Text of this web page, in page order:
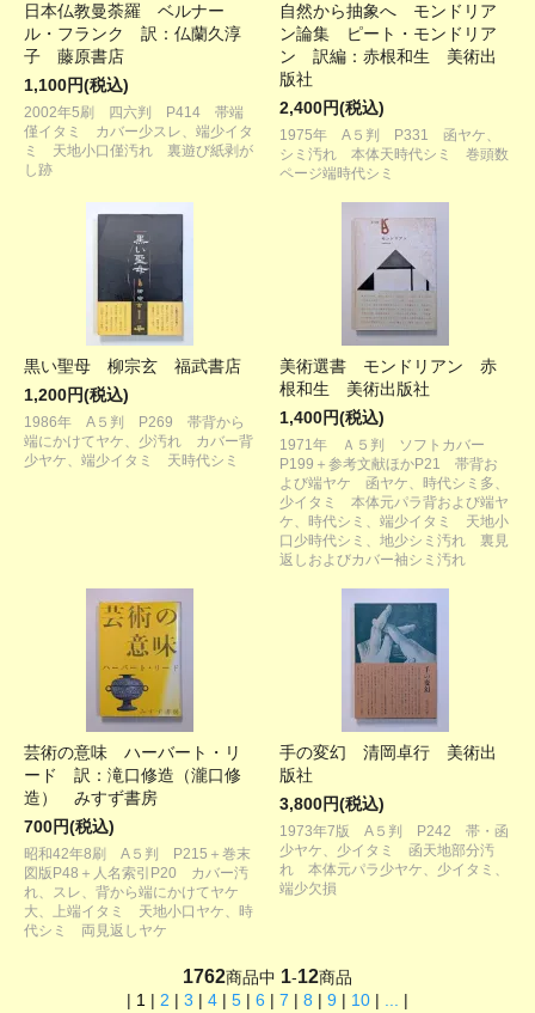
日本仏教曼荼羅 ベルナー
ル・フランク 訳：仏蘭久淳
子 藤原書店
1,100円(税込)
2002年5刷 四六判 P414 帯端
僅イタミ カバー少スレ、端少イタ
ミ 天地小口僅汚れ 裏遊び紙剥が
し跡
自然から抽象へ モンドリア
ン論集 ピート・モンドリア
ン 訳編：赤根和生 美術出
版社
2,400円(税込)
1975年 A５判 P331 函ヤケ、
シミ汚れ 本体天時代シミ 巻頭数
ページ端時代シミ
黒い聖母 柳宗玄 福武書店
1,200円(税込)
1986年 A５判 P269 帯背から
端にかけてヤケ、少汚れ カバー背
少ヤケ、端少イタミ 天時代シミ
美術選書 モンドリアン 赤
根和生 美術出版社
1,400円(税込)
1971年 Ａ５判 ソフトカバー
P199＋参考文献ほかP21 帯背お
よび端ヤケ 函ヤケ、時代シミ多、
少イタミ 本体元パラ背および端ヤ
ケ、時代シミ、端少イタミ 天地小
口少時代シミ、地少シミ汚れ 裏見
返しおよびカバー袖シミ汚れ
芸術の意味 ハーバート・リ
ード 訳：滝口修造（瀧口修
造） みすず書房
700円(税込)
昭和42年8刷 A５判 P215＋巻末
図版P48＋人名索引P20 カバー汚
れ、スレ、背から端にかけてヤケ
大、上端イタミ 天地小口ヤケ、時
代シミ 両見返しヤケ
手の変幻 清岡卓行 美術出
版社
3,800円(税込)
1973年7版 A５判 P242 帯・函
少ヤケ、少イタミ 函天地部分汚
れ 本体元パラ少ヤケ、少イタミ、
端少欠損
1762商品中 1-12商品
| 1 | 2 | 3 | 4 | 5 | 6 | 7 | 8 | 9 | 10 | ... |